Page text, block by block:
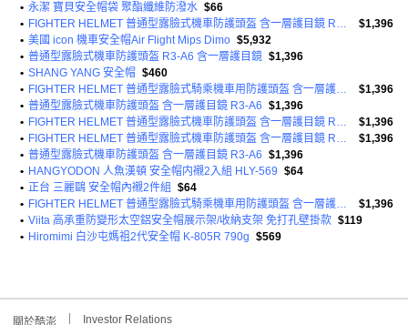
• 永潔 寶貝安全帽袋 聚酯纖維防潑水 $66
•
FIGHTER HELMET 普通型露臉式機車防護頭盔 含一層護目鏡 R3-A6
$1,396
• 美國 icon 機車安全帽Air Flight Mips Dimo $5,932
• 普通型露臉式機車防護頭盔 R3-A6 含一層護目鏡 $1,396
• SHANG YANG 安全帽 $460
•
FIGHTER HELMET 普通型露臉式騎乘機車用防護頭盔 含一層護目鏡 R3A6 1350g
$1,396
• 普通型露臉式機車防護頭盔 含一層護目鏡 R3-A6 $1,396
•
FIGHTER HELMET 普通型露臉式機車防護頭盔 含一層護目鏡 R3-A6
$1,396
•
FIGHTER HELMET 普通型露臉式機車防護頭盔 含一層護目鏡 R3-A6
$1,396
• 普通型露臉式機車防護頭盔 含一層護目鏡 R3-A6 $1,396
• HANGYODON 人魚漢頓 安全帽内襯2入組 HLY-569 $64
• 正台 三麗鷗 安全帽內襯2件組
$64
•
FIGHTER HELMET 普通型露臉式騎乘機車用防護頭盔 含一層護目鏡 R3A6 1350g
$1,396
• Viita 高承重防變形太空鋁安全帽展示架/收納支架 免打孔壁掛款 $119
• Hiromimi 白沙屯媽祖2代安全帽 K-805R 790g $569
關於酷澎 Investor Relations